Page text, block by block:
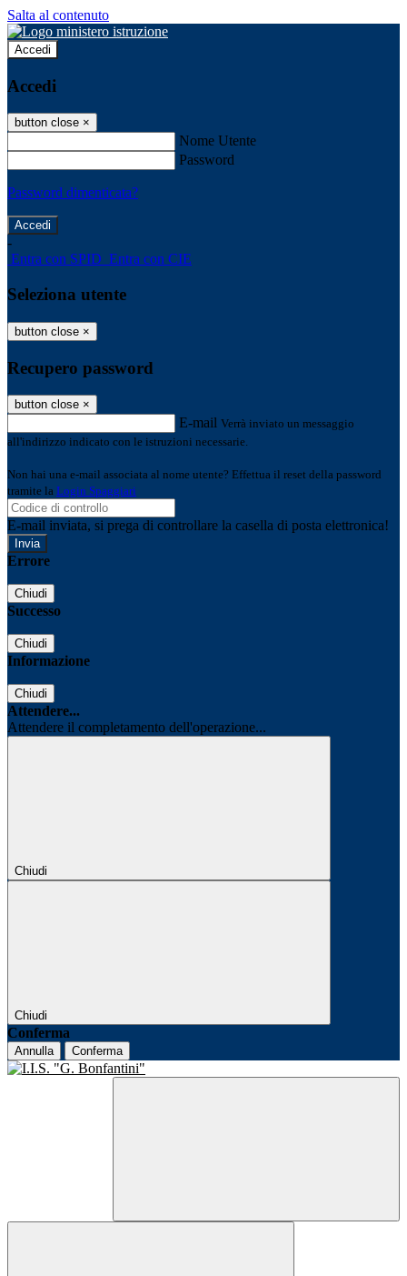
Salta al contenuto
Accedi
Accedi
button close ×
Nome Utente
Password
Password dimenticata?
-
Entra con SPID Entra con CIE
Seleziona utente
button close ×
Recupero password
button close ×
E-mail Verrà inviato un messaggio
all'indirizzo indicato con le istruzioni necessarie.
Non hai una e-mail associata al nome utente? Effettua il reset della password
tramite la Login Spaggiari
E-mail inviata, si prega di controllare la casella di posta elettronica!
Errore
Chiudi
Successo
Chiudi
Informazione
Chiudi
Attendere...
Attendere il completamento dell'operazione...
Chiudi
Chiudi
Conferma
Annulla Conferma